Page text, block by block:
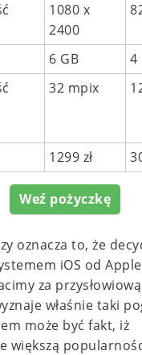
1080 x
2400
6 GB
4
32 mpix
1299 zł
Weź pożyczkę
oznacza to, że
iOS od
za przysłowiową
właśnie taki
może być fakt, iż
większą